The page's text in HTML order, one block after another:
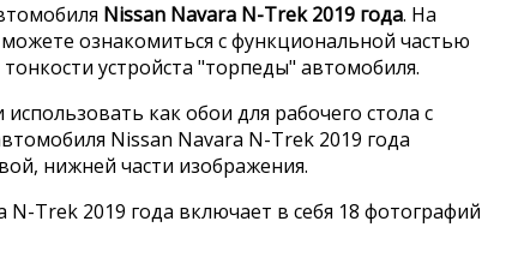
Nissan Navara N-Trek 2019 года. На
ознакомиться с функциональной частью
устройста "торпеды" автомобиля.
как обои для рабочего стола с
Nissan Navara N-Trek 2019 года
нижней части изображения.
Trek 2019 года включает в себя 18 фотографий